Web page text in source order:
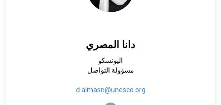
دانا المصري
اليونسكو
مسؤولة التواصل
d.almasri@unesco.org